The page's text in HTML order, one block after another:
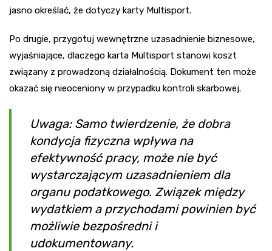
jasno określać, że dotyczy karty Multisport.
Po drugie, przygotuj wewnętrzne uzasadnienie biznesowe,
wyjaśniające, dlaczego karta Multisport stanowi koszt
związany z prowadzoną działalnością. Dokument ten może
okazać się nieoceniony w przypadku kontroli skarbowej.
Uwaga: Samo twierdzenie, że dobra
kondycja fizyczna wpływa na
efektywność pracy, może nie być
wystarczającym uzasadnieniem dla
organu podatkowego. Związek między
wydatkiem a przychodami powinien być
możliwie bezpośredni i
udokumentowany.